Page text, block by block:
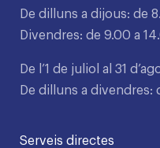
De dilluns a dijous: de
Divendres: de 9.00 a
De l’1 de juliol al 31
De dilluns a divendres:
Serveis directes